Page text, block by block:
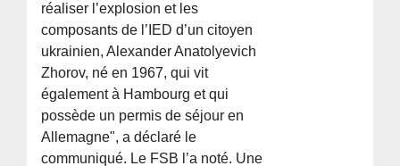
réaliser l’explosion et les
composants de l’IED d’un citoyen
ukrainien, Alexander Anatolyevich
Zhorov, né en 1967, qui vit
également à Hambourg et qui
possède un permis de séjour en
Allemagne", a déclaré le
communiqué. Le FSB l’a noté. Une